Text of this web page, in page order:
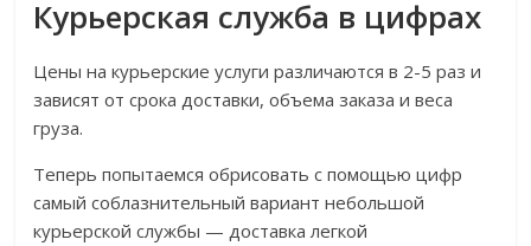
Курьерская служба в цифрах
Цены на курьерские услуги различаются в 2-5 раз и
зависят от срока доставки, объема заказа и веса
груза.
Теперь попытаемся обрисовать с помощью цифр
самый соблазнительный вариант небольшой
курьерской службы — доставка легкой